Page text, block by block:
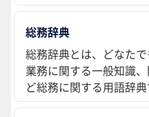
総務辞典
総務辞典とは、どなた
業務に関する一般知識
ど総務に関する用語辞典